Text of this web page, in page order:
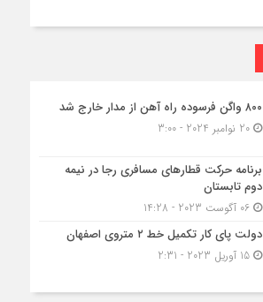
۸۰۰ واگن فرسوده راه آهن از مدار خارج شد
20 نوامبر 2024 - 3:00
برنامه حرکت قطارهای مسافری رجا در نیمه
دوم تابستان
06 آگوست 2023 - 14:28
دولت پای کار تکمیل خط ۲ متروی اصفهان
15 آوریل 2023 - 2:31